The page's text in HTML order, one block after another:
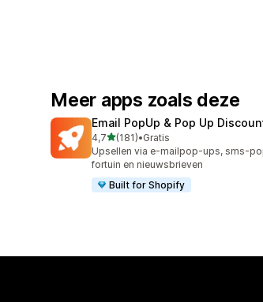
Meer apps zoals deze
Email PopUp & Pop Up
4,7van 5 sterren
(181)
181 recensies in totaal
•Gratis
Upsellen via e-mailpop-ups, sms-
fortuin en nieuwsbrieven
Built for Shopify